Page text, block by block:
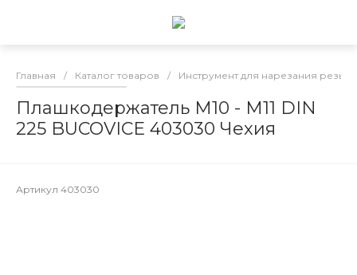
Главная / Каталог товаров / Инструмент для нарезания резьбы
Плашкодержатель М10 - М11 DIN
225 BUCOVICE 403030 Чехия
Артикул 403030